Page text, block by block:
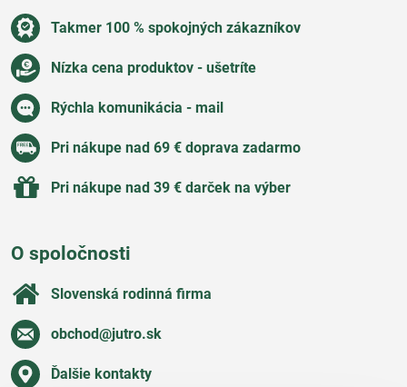
Takmer 100 % spokojných zákazníkov
Nízka cena produktov - ušetríte
Rýchla komunikácia - mail
Pri nákupe nad 69 € doprava zadarmo
Pri nákupe nad 39 € darček na výber
O spoločnosti
Slovenská rodinná firma
obchod​@jutro​.sk
Ďalšie kontakty